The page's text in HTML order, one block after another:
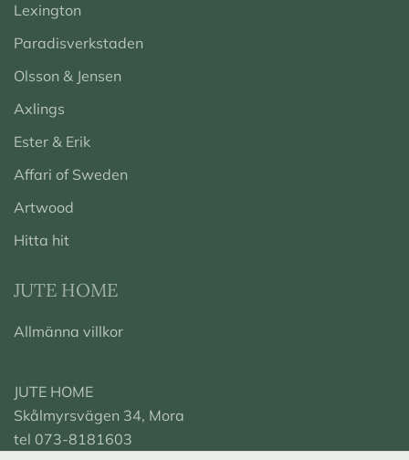
Lexington
Paradisverkstaden
Olsson & Jensen
Axlings
Ester & Erik
Affari of Sweden
Artwood
Hitta hit
JUTE HOME
Allmänna villkor
JUTE HOME
Skålmyrsvägen 34, Mora
tel 073-8181603